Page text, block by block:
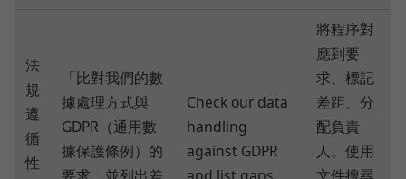
法
規
遵
循
性
「比對我們的數
據處理方式與
GDPR（通用數
據保護條例）的
Check our data
handling
against GDPR
將程序對
應到要
求、標記
差距、分
配負責
人。使用